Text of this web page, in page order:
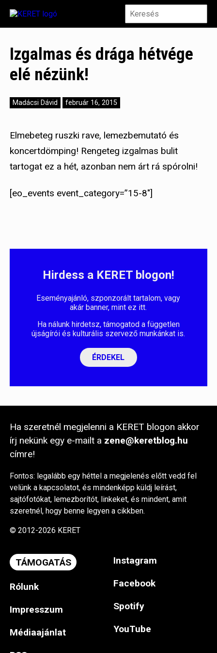
Izgalmas és drága hétvége
elé nézünk!
Madácsi Dávid február 16, 2015
Elmebeteg ruszki rave, lemezbemutató és
koncertdömping! Rengeteg izgalmas bulit
tartogat ez a hét, azonban nem árt rá spórolni!
[eo_events event_category=”15-8″]
Hirdess a KERET blogon!
Eseményajánló, szponzorált tartalom, vagy
akár banner, mint ez itt.
Ha nálunk hirdetsz, támogatod a független
újságírói és kulturális szervező munkánkat is.
ÉRDEKEL
Ha szeretnél megjelenni a KERET blogon akkor
írj nekünk egy e-mailt a zene@keretblog.hu
címre!
Fontos: legalább egy héttel a megjelenés előtt vedd fel
velünk a kapcsolatot, és mindenképp küldj leírást,
sajtófotókat, lemezborítót, linkeket, és mindent, amit
szeretnél, hogy benne legyen a cikkben.
© 2012-2026 KERET
TÁMOGATÁS
Rólunk
Impresszum
Médiaajánlat
Instagram
Facebook
Spotify
YouTube